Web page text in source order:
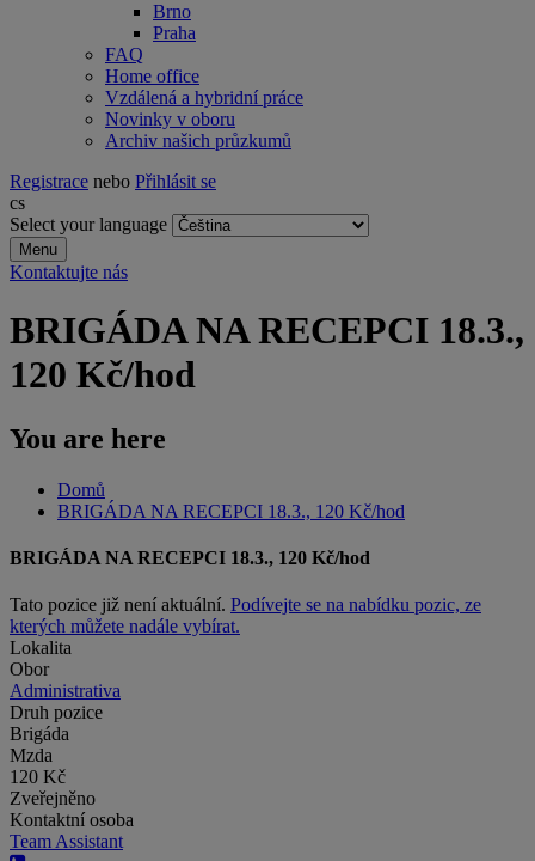
Brno
Praha
FAQ
Home office
Vzdálená a hybridní práce
Novinky v oboru
Archiv našich průzkumů
Registrace nebo Přihlásit se
cs
Select your language
Menu
Kontaktujte nás
BRIGÁDA NA RECEPCI 18.3.,
120 Kč/hod
You are here
Domů
BRIGÁDA NA RECEPCI 18.3., 120 Kč/hod
BRIGÁDA NA RECEPCI 18.3., 120 Kč/hod
Tato pozice již není aktuální. Podívejte se na nabídku pozic, ze
kterých můžete nadále vybírat.
Lokalita
Obor
Administrativa
Druh pozice
Brigáda
Mzda
120 Kč
Zveřejněno
Kontaktní osoba
Team Assistant